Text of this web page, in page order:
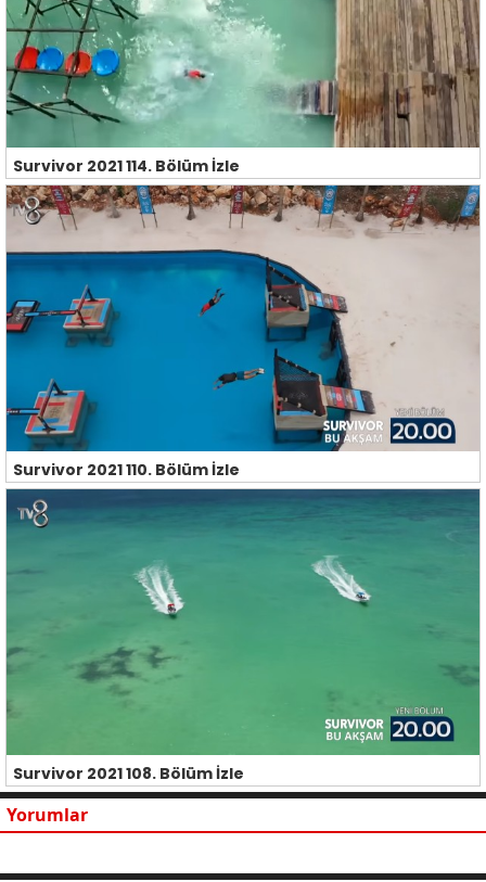
Survivor 2021 114. Bölüm İzle
Survivor 2021 110. Bölüm İzle
Survivor 2021 108. Bölüm İzle
Yorumlar